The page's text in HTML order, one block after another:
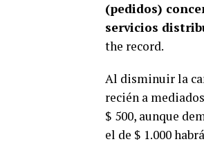
(pedidos)
servicios
the record.
Al disminuir la
recién a
$ 500, aunque
el de $ 1.000